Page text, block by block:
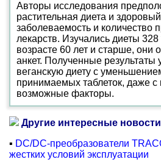
Авторы исследования
растительная диета и
заболеваемость и количество
лекарств. Изучались диеты 328
возрасте 60 лет и старше, они
анкет. Полученные результаты
веганскую диету с
принимаемых таблеток, даже с
возможные факторы.
Другие интересные
▪ DC/DC-преобразователи
жестких условий эксплуатации